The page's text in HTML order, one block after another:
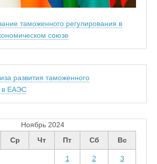
таможенного регулирования в
союзе
развития таможенного
в ЕАЭС
Ноябрь 2024
Ср Чт Пт Сб Вс
1 2 3